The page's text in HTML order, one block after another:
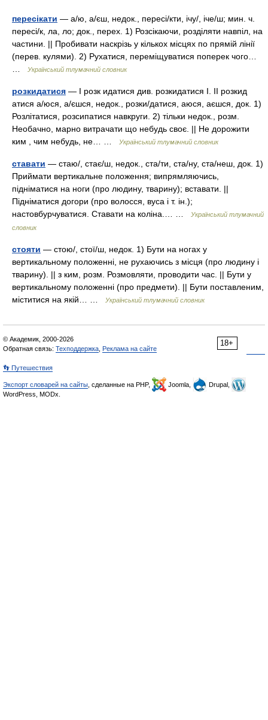
пересікати — а/ю, а/єш, недок., пересі/кти, ічу/, іче/ш; мин. ч.
пересі/к, ла, ло; док., перех. 1) Розсікаючи, розділяти навпіл, на
частини. || Пробивати наскрізь у кількох місцях по прямій лінії
(перев. кулями). 2) Рухатися, переміщуватися поперек чого…
Український тлумачний словник
розкидатися — I розк идатися див. розкидатися I. II розкид
атися а/юся, а/єшся, недок., розки/датися, аюся, аєшся, док. 1)
Розлітатися, розсипатися навкруги. 2) тільки недок., розм.
Необачно, марно витрачати що небудь своє. || Не дорожити
ким , чим небудь, не… …
Український тлумачний словник
ставати — стаю/, стає/ш, недок., ста/ти, ста/ну, ста/неш, док. 1)
Приймати вертикальне положення; випрямляючись,
підніматися на ноги (про людину, тварину); вставати. ||
Підніматися догори (про волосся, вуса і т. ін.);
настовбурчуватися. Ставати на коліна.… …
Український тлумачний
словник
стояти — стою/, стої/ш, недок. 1) Бути на ногах у
вертикальному положенні, не рухаючись з місця (про людину і
тварину). || з ким, розм. Розмовляти, проводити час. || Бути у
вертикальному положенні (про предмети). || Бути поставленим,
міститися на якій… …
Український тлумачний словник
18+
© Академик, 2000-2026
Обратная связь: Техподдержка Реклама на сайте
👣 Путешествия
Экспорт словарей на сайты , сделанные на PHP, Joomla,
Drupal,
WordPress, MODx.